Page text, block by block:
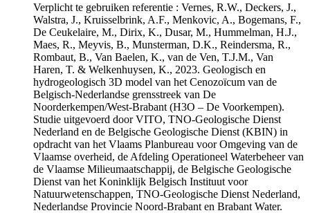
Verplicht te gebruiken referentie : Vernes, R.W., Deckers, J.,
Walstra, J., Kruisselbrink, A.F., Menkovic, A., Bogemans, F.,
De Ceukelaire, M., Dirix, K., Dusar, M., Hummelman, H.J.,
Maes, R., Meyvis, B., Munsterman, D.K., Reindersma, R.,
Rombaut, B., Van Baelen, K., van de Ven, T.J.M., Van
Haren, T. & Welkenhuysen, K., 2023. Geologisch en
hydrogeologisch 3D model van het Cenozoïcum van de
Belgisch-Nederlandse grensstreek van De
Noorderkempen/West-Brabant (H3O – De Voorkempen).
Studie uitgevoerd door VITO, TNO-Geologische Dienst
Nederland en de Belgische Geologische Dienst (KBIN) in
opdracht van het Vlaams Planbureau voor Omgeving van de
Vlaamse overheid, de Afdeling Operationeel Waterbeheer van
de Vlaamse Milieumaatschappij, de Belgische Geologische
Dienst van het Koninklijk Belgisch Instituut voor
Natuurwetenschappen, TNO-Geologische Dienst Nederland,
Nederlandse Provincie Noord-Brabant en Brabant Water.